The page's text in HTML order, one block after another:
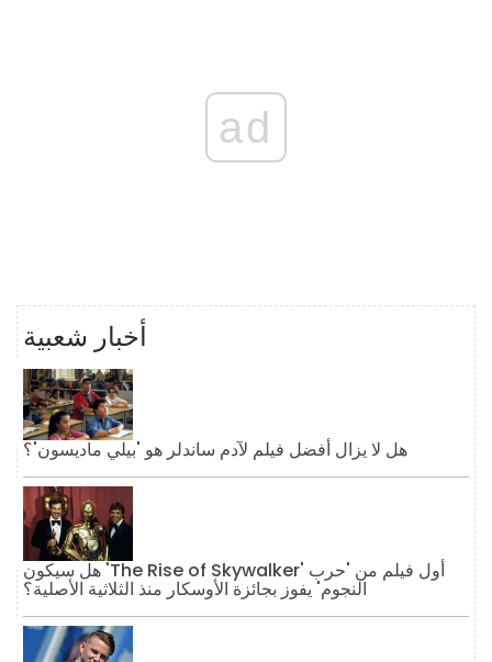
ad
أخبار شعبية
هل لا يزال أفضل فيلم لآدم ساندلر هو 'بيلي ماديسون'؟
هل سيكون 'The Rise of Skywalker' أول فيلم من 'حرب
النجوم' يفوز بجائزة الأوسكار منذ الثلاثية الأصلية؟